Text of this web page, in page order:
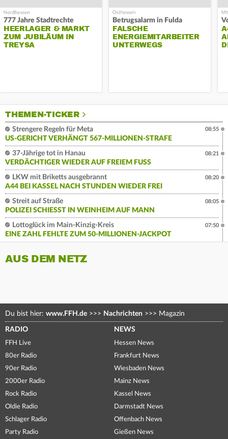
777 Jahre Stadtrechte
HEERLAGER & MARKT
ZUM JUBILÄUM IN
TREYSA
Betrugsalarm in Fulda
FALSCHE
ENERGIEMITARBEITER
UNTERWEGS
THEMEN-TICKER
Strengere Regeln für Meta
US-GERICHT VERHÄNGT 567-MILLIONEN-STRAFE
08:55
37-Jährige tot in Hanau
VERDÄCHTIGER WIEDER AUF FREIEM FUSS
08:21
LKW mit Briketts ausgebrannt
A44 BEI KASSEL NACH STUNDEN WIEDER FREI
08:20
Streit auf Straße
POLIZEI SCHIESST IN WEINHEIM AUF MANN
08:05
Lottoglück im Main-Kinzig-Kreis
EINE ZAHL FEHLTE ZUM 50-MILLIONEN-JACKPOT
07:50
AUS DEM NETZ
Du bist hier: www.FFH.de >>> Nachrichten >>> Magazin
RADIO
FFH Live
80er Radio
90er Radio
2000er Radio
Rock Radio
Oldie Radio
Schlager Radio
Party Radio
NEWS
Hessen News
Frankfurt News
Wiesbaden News
Mainz News
Kassel News
Darmstadt News
Offenbach News
Gießen News